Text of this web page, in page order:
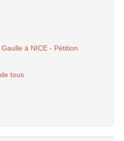
à NICE - Pétition
tous